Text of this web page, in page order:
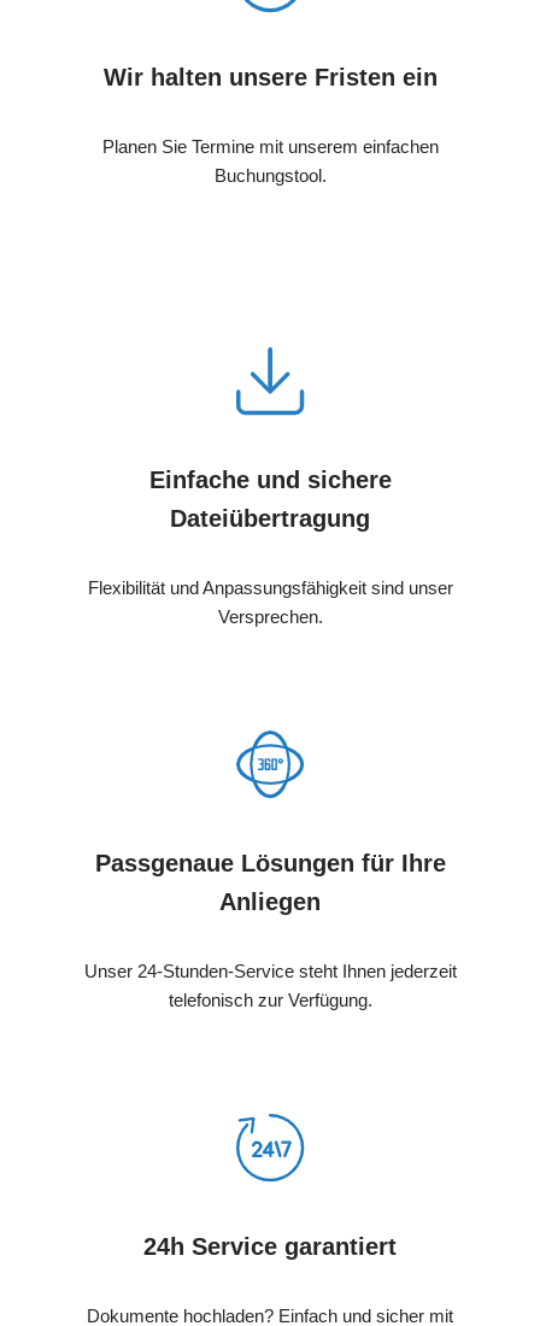
Wir halten unsere Fristen ein
Planen Sie Termine mit unserem einfachen
Buchungstool.
Einfache und sichere
Dateiübertragung
Flexibilität und Anpassungsfähigkeit sind unser
Versprechen.
Passgenaue Lösungen für Ihre
Anliegen
Unser 24-Stunden-Service steht Ihnen jederzeit
telefonisch zur Verfügung.
24h Service garantiert
Dokumente hochladen? Einfach und sicher mit